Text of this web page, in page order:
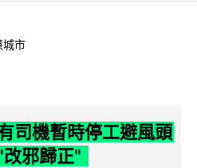
城市
司機暫時停工避風頭
邪歸正"